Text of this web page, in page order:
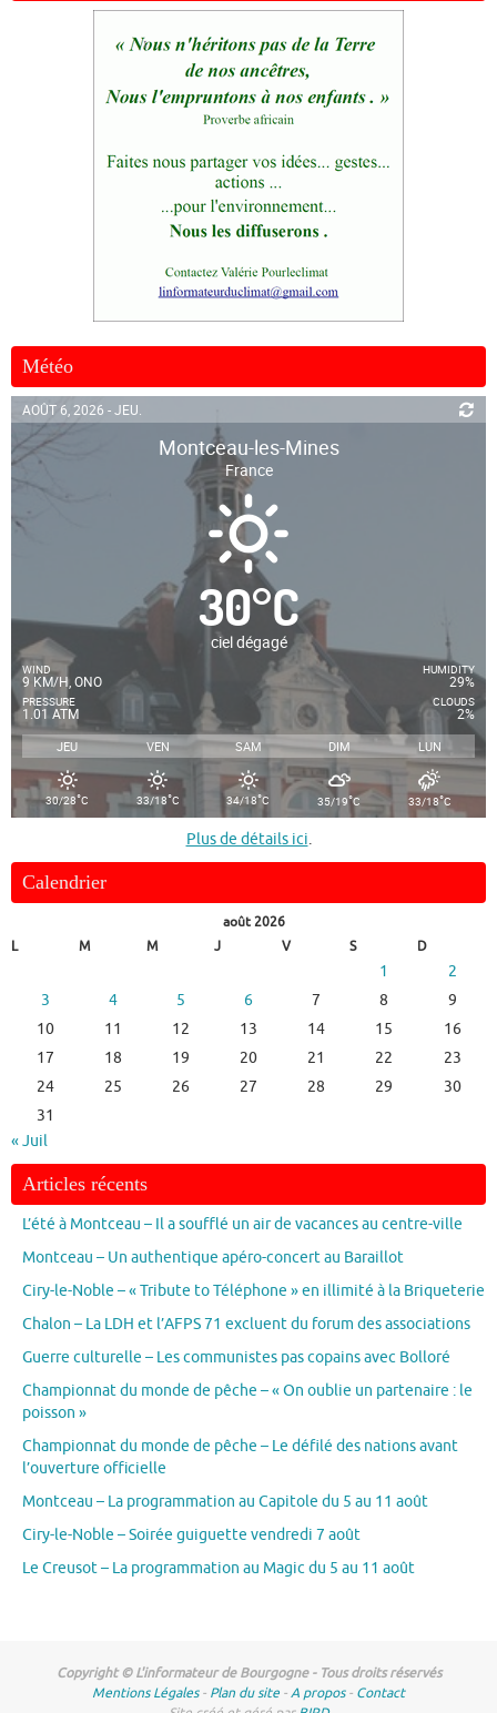
Météo
AOÛT 6, 2026 - JEU.
Montceau-les-Mines
France
30°C
ciel dégagé
WIND
9 KM/H, ONO
PRESSURE
1.01 ATM
HUMIDITY
29%
CLOUDS
2%
JEU VEN SAM DIM LUN
30/28°C 33/18°C 34/18°C 35/19°C 33/18°C
Plus de détails ici.
Calendrier
août 2026
L
M M J V S D
1
2
3
4 5 6 7 8
9
10
11 12 13 14 15
16
17
18 19 20 21 22
23
24
25 26 27 28 29
30
31
« Juil
Articles récents
L’été à Montceau – Il a soufflé un air de vacances au centre-ville
Montceau – Un authentique apéro-concert au Baraillot
Ciry-le-Noble – « Tribute to Téléphone » en illimité à la Briqueterie
Chalon – La LDH et l’AFPS 71 excluent du forum des associations
Guerre culturelle – Les communistes pas copains avec Bolloré
Championnat du monde de pêche – « On oublie un partenaire : le
poisson »
Championnat du monde de pêche – Le défilé des nations avant
l’ouverture officielle
Montceau – La programmation au Capitole du 5 au 11 août
Ciry-le-Noble – Soirée guiguette vendredi 7 août
Le Creusot – La programmation au Magic du 5 au 11 août
Copyright © L'informateur de Bourgogne - Tous droits réservés
Mentions Légales- Plan du site -A propos- Contact